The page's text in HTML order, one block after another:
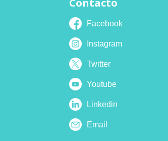
Contacto
Facebook
Instagram
Twitter
Youtube
Linkedin
Email